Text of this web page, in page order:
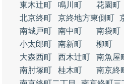
東木辻町
鳴川町 花園町
北京終町
京終地方東側町
南城戸町
南中町 南袋町
小太郎町
南新町 柳町
大森西町
西木辻町 南魚屋
南肘塚町
桂木町 南京終